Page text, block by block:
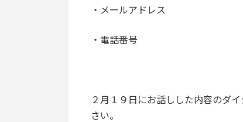
・メールアドレス
・電話番号
２月１９日にお話しした内容のダ
さい。